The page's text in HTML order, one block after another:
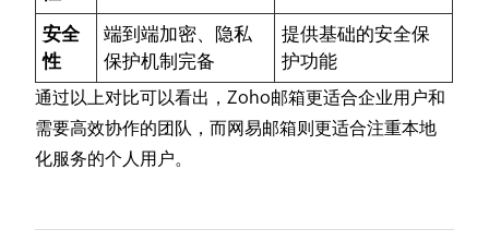
安全
性
端到端加密、隐私
保护机制完备
提供基础的安全保
护功能
通过以上对比可以看出，Zoho邮箱更适合企业用户和
需要高效协作的团队，而网易邮箱则更适合注重本地
化服务的个人用户。